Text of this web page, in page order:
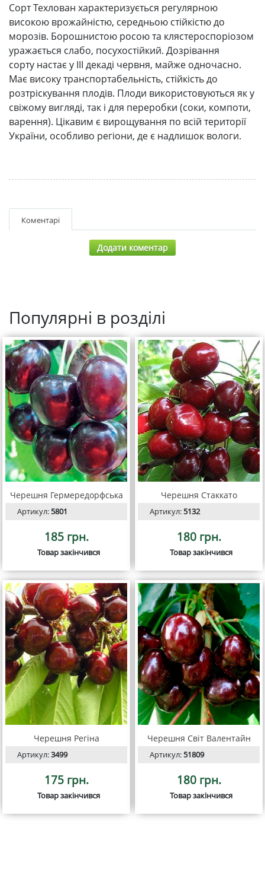
Сорт Техлован характеризується регулярною
високою врожайністю, середньою стійкістю до
морозів. Борошнистою росою та клястероспоріозом
уражається слабо, посухостійкий. Дозрівання
сорту настає у ІІІ декаді червня, майже одночасно.
Має високу транспортабельність, стійкість до
розтріскування плодів. Плоди використовуються як у
свіжому вигляді, так і для переробки (соки, компоти,
варення). Цікавим є вирощування по всій території
України, особливо регіони, де є надлишок вологи.
Коментарі
Додати коментар
Популярні в розділі
Черешня Гермередорфська
Артикул:5801
185 грн.
Товар закінчився
Черешня Стаккато
Артикул:5132
180 грн.
Товар закінчився
Черешня Регіна
Артикул:3499
175 грн.
Товар закінчився
Черешня Світ Валентайн
Артикул:51809
180 грн.
Товар закінчився